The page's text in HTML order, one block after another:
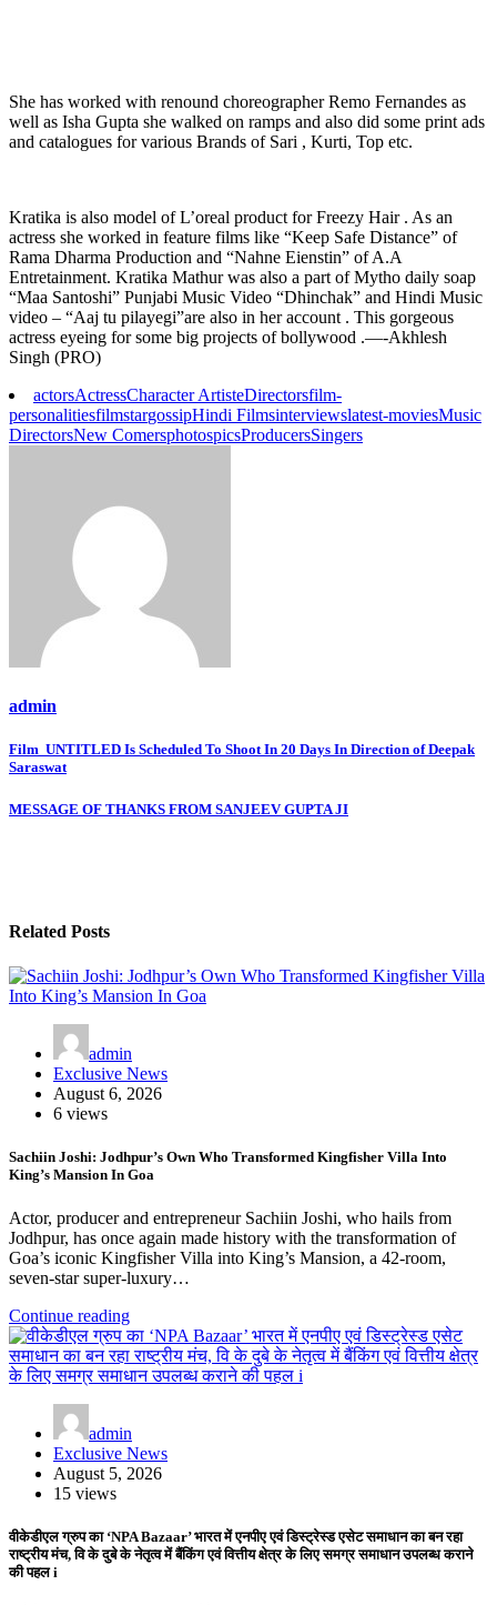
She has worked with renound choreographer Remo Fernandes as
well as Isha Gupta she walked on ramps and also did some print ads
and catalogues for various Brands of Sari , Kurti, Top etc.
Kratika is also model of L’oreal product for Freezy Hair . As an
actress she worked in feature films like “Keep Safe Distance” of
Rama Dharma Production and “Nahne Eienstin” of A.A
Entretainment. Kratika Mathur was also a part of Mytho daily soap
“Maa Santoshi” Punjabi Music Video “Dhinchak” and Hindi Music
video – “Aaj tu pilayegi”are also in her account . This gorgeous
actress eyeing for some big projects of bollywood .—-Akhlesh
Singh (PRO)
actorsActressCharacter ArtisteDirectorsfilm-
personalitiesfilmstargossipHindi Filmsinterviewslatest-moviesMusic
DirectorsNew ComersphotospicsProducersSingers
admin
Post
navigation
Film UNTITLED Is Scheduled To Shoot In 20 Days In Direction of Deepak
Saraswat
MESSAGE OF THANKS FROM SANJEEV GUPTA JI
Related Posts
admin
Exclusive News
August 6, 2026
6 views
Sachiin Joshi: Jodhpur’s Own Who Transformed Kingfisher Villa Into
King’s Mansion In Goa
Actor, producer and entrepreneur Sachiin Joshi, who hails from
Jodhpur, has once again made history with the transformation of
Goa’s iconic Kingfisher Villa into King’s Mansion, a 42-room,
seven-star super-luxury…
Continue reading
admin
Exclusive News
August 5, 2026
15 views
वीकेडीएल ग्रुप का ‘NPA Bazaar’ भारत में एनपीए एवं डिस्ट्रेस्ड एसेट समाधान का बन रहा
राष्ट्रीय मंच, वि के दुबे के नेतृत्व में बैंकिंग एवं वित्तीय क्षेत्र के लिए समग्र समाधान उपलब्ध कराने
की पहल i